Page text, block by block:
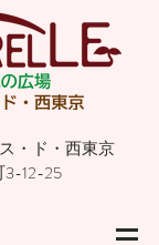
・ド・西東京
3-12-25